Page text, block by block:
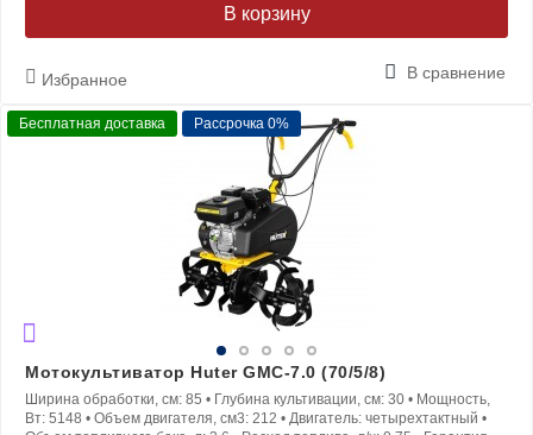
В корзину
Избранное В сравнение
Бесплатная доставка Рассрочка 0%
Мотокультиватор Huter GMC-7.0 (70/5/8)
Ширина обработки, см: 85 • Глубина культивации, см: 30 • Мощность,
Вт: 5148 • Объем двигателя, см3: 212 • Двигатель: четырехтактный •